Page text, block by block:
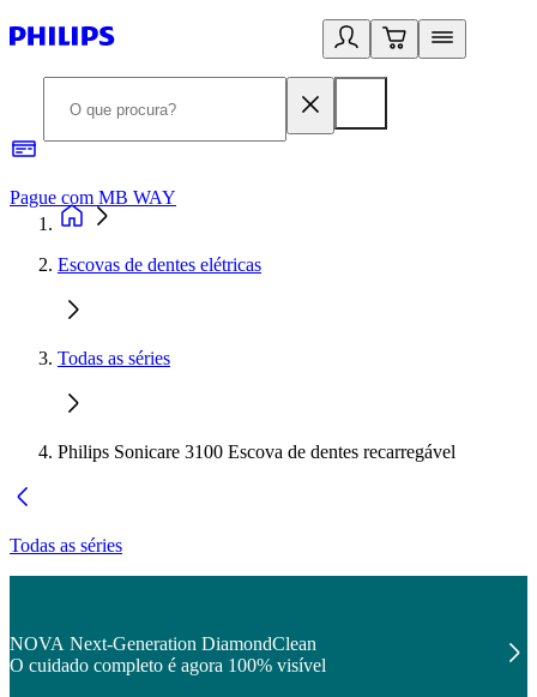
Pague com MB WAY
Escovas de dentes elétricas
Todas as séries
Philips Sonicare 3100 Escova de dentes recarregável
Todas as séries
NOVA Next-Generation DiamondClean
O cuidado completo é agora 100% visível